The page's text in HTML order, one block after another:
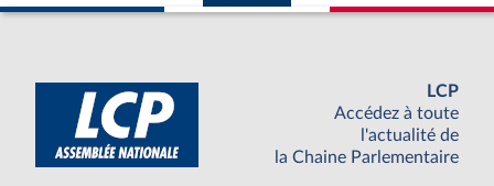
LCP
Accédez à toute
l'actualité de
la Chaine Parlementaire